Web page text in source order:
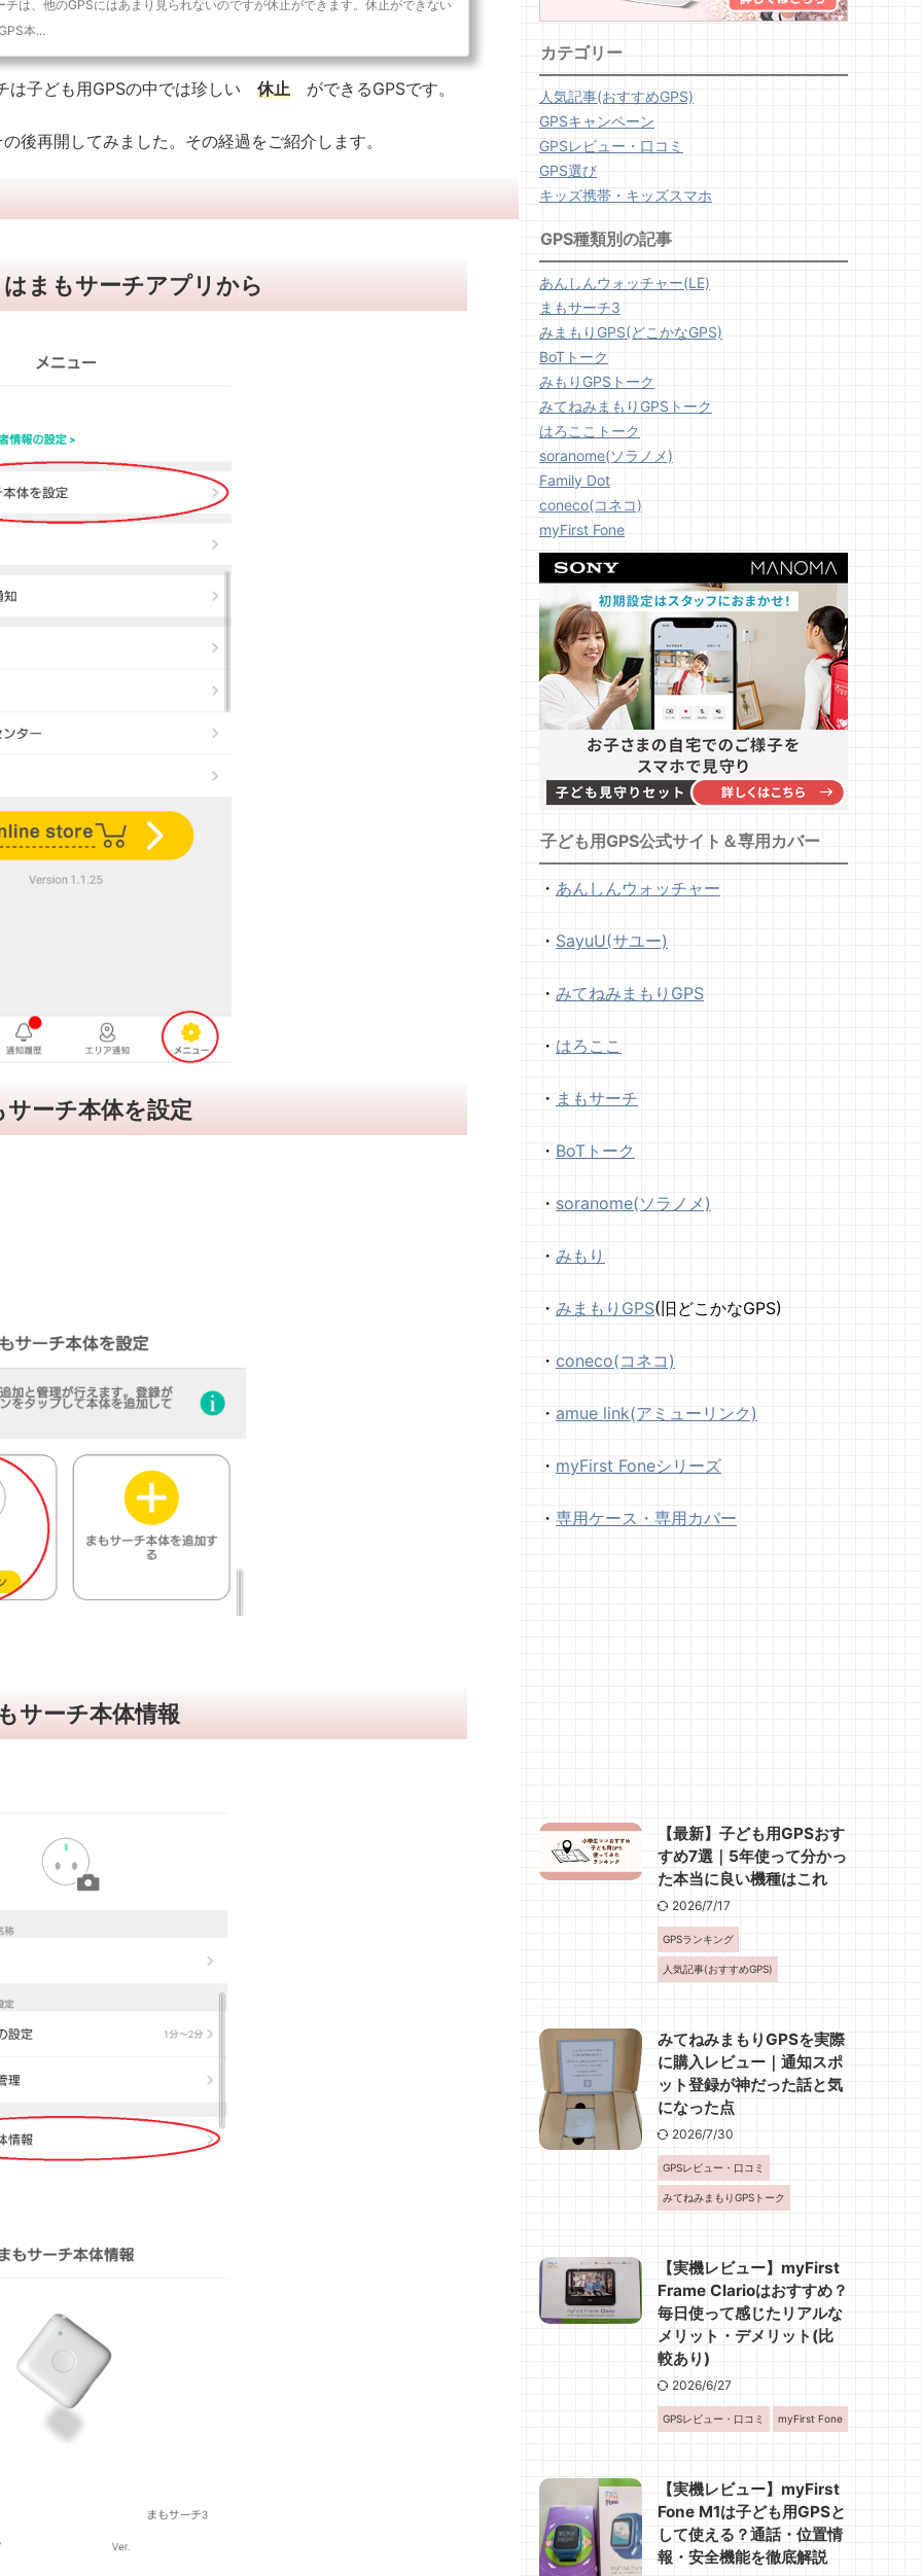
は、他のGPSにはあまり見られないのですが休止ができます。休止ができない
本...
は子ども用GPSの中では珍しい 休止 ができるGPSです。
後再開してみました。その経過をご紹介します。
まもサーチアプリから
サーチ本体を設定
サーチ本体情報
カテゴリー
人気記事(おすすめGPS)
GPSキャンペーン
GPSレビュー・口コミ
GPS選び
キッズ携帯・キッズスマホ
GPS種類別の記事
あんしんウォッチャー(LE)
まもサーチ3
みまもりGPS(どこかなGPS)
BoTトーク
みもりGPSトーク
みてねみまもりGPSトーク
はろここトーク
soranome(ソラノメ)
Family Dot
coneco(コネコ)
myFirst Fone
子ども用GPS公式サイト＆専用カバー
・ あんしんウォッチャー
・ SayuU(サユー)
・ みてねみまもりGPS
・ はろここ
・ まもサーチ
・ BoTトーク
・ soranome(ソラノメ)
・ みもり
・ みまもりGPS(旧どこかなGPS)
・ coneco(コネコ)
・ amue link(アミューリンク)
・ myFirst Foneシリーズ
・ 専用ケース・専用カバー
【最新】子ども用GPSおす
すめ7選｜5年使って分かっ
た本当に良い機種はこれ
2026/7/17
GPSランキング
人気記事(おすすめGPS)
みてねみまもりGPSを実際
に購入レビュー｜通知スポ
ット登録が神だった話と気
になった点
2026/7/30
GPSレビュー・口コミ
みてねみまもりGPSトーク
【実機レビュー】myFirst
Frame Clarioはおすすめ？
毎日使って感じたリアルな
メリット・デメリット(比
較あり)
2026/6/27
GPSレビュー・口コミ myFirst Fone
【実機レビュー】myFirst
Fone M1は子ども用GPSと
して使える？通話・位置情
報・安全機能を徹底解説